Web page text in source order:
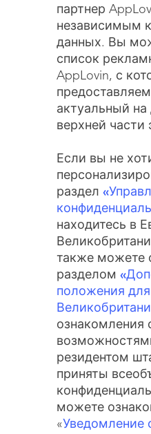
партнер
независимым
данных. Вы
список
AppLovin, с
актуальный на
верхней части
Если вы не
раздел
находитесь в
также можете
разделом
положения
ознакомления
резидентом
приняты
можете
«Уведомление